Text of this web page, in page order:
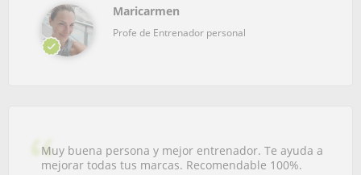
Maricarmen
Profe de Entrenador personal
Muy buena persona y mejor entrenador. Te ayuda a
mejorar todas tus marcas. Recomendable 100%.